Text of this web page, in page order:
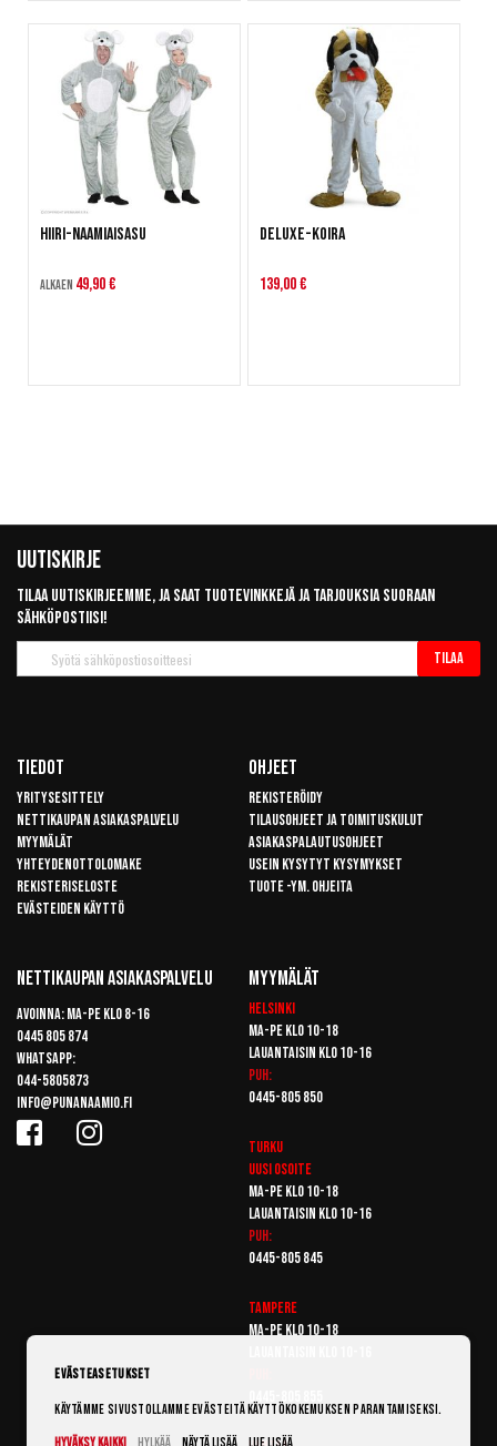
Hiiri-naamiaisasu
Alkaen 49,90 €
Deluxe-Koira
139,00 €
Uutiskirje
Tilaa uutiskirjeemme, ja saat tuotevinkkejä ja tarjouksia suoraan
sähköpostiisi!
uutiskirje
Tilaa
Tiedot
Yritysesittely
Nettikaupan asiakaspalvelu
Myymälät
Yhteydenottolomake
Rekisteriseloste
Evästeiden käyttö
Ohjeet
Rekisteröidy
Tilausohjeet ja toimituskulut
Asiakaspalautusohjeet
Usein kysytyt kysymykset
Tuote -ym. ohjeita
Nettikaupan Asiakaspalvelu
Avoinna: Ma-pe klo 8-16
0445 805 874
Whatsapp:
044-5805873
info@punanaamio.fi
Myymälät
Helsinki
Ma-pe klo 10-18
Lauantaisin klo 10-16
Puh:
0445-805 850
Turku
Uusi osoite
Ma-pe klo 10-18
Lauantaisin klo 10-16
Puh:
0445-805 845
Tampere
Ma-pe klo 10-18
Evästeasetukset
Käytämme sivustollamme evästeitä käyttökokemuksen parantamiseksi.